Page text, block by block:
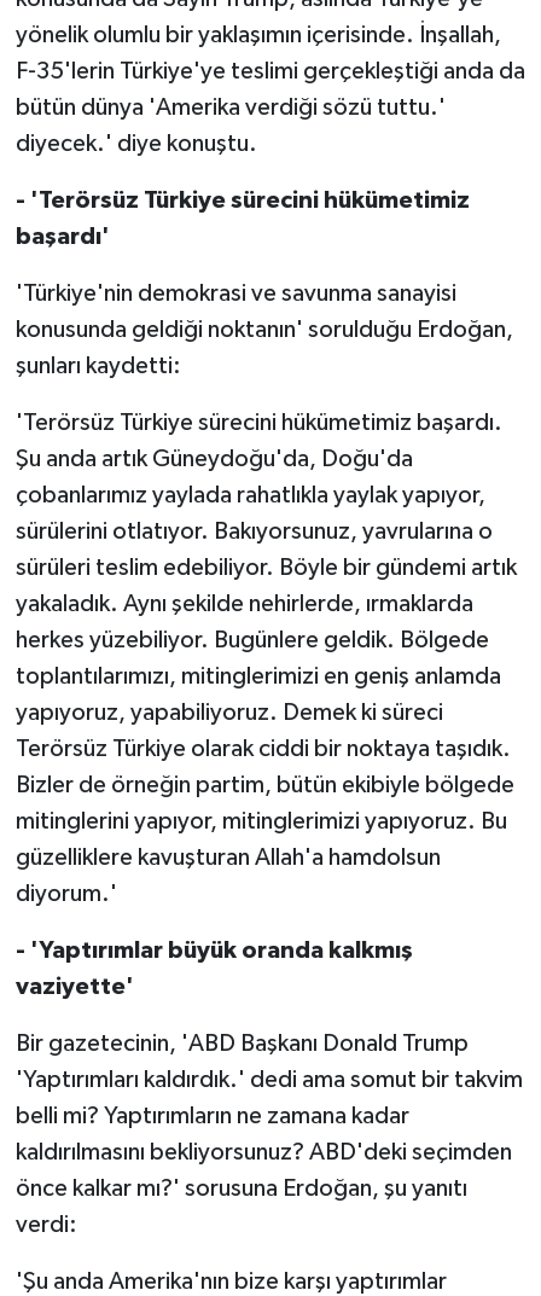
yönelik olumlu bir yaklaşımın içerisinde. İnşallah,
F-35'lerin Türkiye'ye teslimi gerçekleştiği anda da
bütün dünya 'Amerika verdiği sözü tuttu.'
diyecek.' diye konuştu.
- 'Terörsüz Türkiye sürecini hükümetimiz
başardı'
'Türkiye'nin demokrasi ve savunma sanayisi
konusunda geldiği noktanın' sorulduğu Erdoğan,
şunları kaydetti:
'Terörsüz Türkiye sürecini hükümetimiz başardı.
Şu anda artık Güneydoğu'da, Doğu'da
çobanlarımız yaylada rahatlıkla yaylak yapıyor,
sürülerini otlatıyor. Bakıyorsunuz, yavrularına o
sürüleri teslim edebiliyor. Böyle bir gündemi artık
yakaladık. Aynı şekilde nehirlerde, ırmaklarda
herkes yüzebiliyor. Bugünlere geldik. Bölgede
toplantılarımızı, mitinglerimizi en geniş anlamda
yapıyoruz, yapabiliyoruz. Demek ki süreci
Terörsüz Türkiye olarak ciddi bir noktaya taşıdık.
Bizler de örneğin partim, bütün ekibiyle bölgede
mitinglerini yapıyor, mitinglerimizi yapıyoruz. Bu
güzelliklere kavuşturan Allah'a hamdolsun
diyorum.'
- 'Yaptırımlar büyük oranda kalkmış
vaziyette'
Bir gazetecinin, 'ABD Başkanı Donald Trump
'Yaptırımları kaldırdık.' dedi ama somut bir takvim
belli mi? Yaptırımların ne zamana kadar
kaldırılmasını bekliyorsunuz? ABD'deki seçimden
önce kalkar mı?' sorusuna Erdoğan, şu yanıtı
verdi:
'Şu anda Amerika'nın bize karşı yaptırımlar